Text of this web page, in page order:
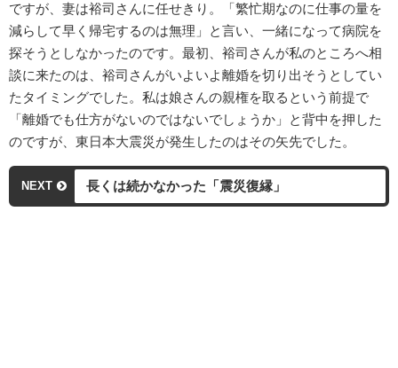
ですが、妻は裕司さんに任せきり。「繁忙期なのに仕事の量を
減らして早く帰宅するのは無理」と言い、一緒になって病院を
探そうとしなかったのです。最初、裕司さんが私のところへ相
談に来たのは、裕司さんがいよいよ離婚を切り出そうとしてい
たタイミングでした。私は娘さんの親権を取るという前提で
「離婚でも仕方がないのではないでしょうか」と背中を押した
のですが、東日本大震災が発生したのはその矢先でした。
NEXT 長くは続かなかった「震災復縁」